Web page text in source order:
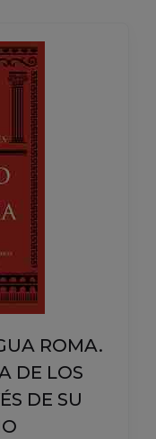
ROMA.
DE LOS
DE SU